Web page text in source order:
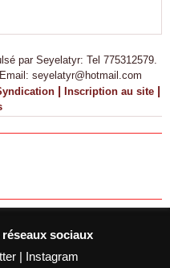
par Seyelatyr: Tel 775312579.
seyelatyr@hotmail.com
| Inscription au site |
sociaux
| Instagram